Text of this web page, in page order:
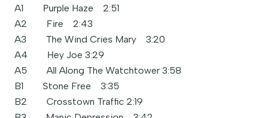
A1 Purple Haze 2:51
A2 Fire 2:43
A3 The Wind Cries Mary 3:20
A4 Hey Joe 3:29
A5 All Along The Watchtower 3:58
B1 Stone Free 3:35
B2 Crosstown Traffic 2:19